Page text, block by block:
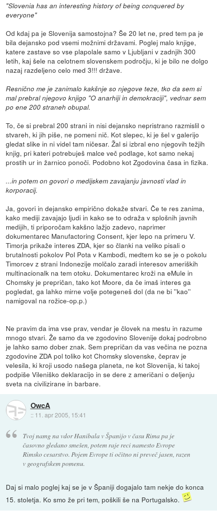
"Slovenia has an interesting history of being conquered by
everyone"
Od kdaj pa je Slovenija samostojna? Še 20 let ne, pred tem pa je
bila dejansko pod vsemi možnimi državami. Poglej malo knjige,
katere zastave so vse plapolale samo v Ljubljani v zadnjih 300
letih, kaj šele na celotnem slovenskem področju, ki je bilo ne dolgo
nazaj razdeljeno celo med 3!!! države.
Resnično me je zanimalo kakšnje so njegove teze, tko da sem si
mal prebral njegovo knjigo "O anarhiji in demokraciji", vednar sem
po ene 200 straneh obupal.
To, če si prebral 200 strani in nisi dejansko nepristrano razmislil o
stvareh, ki jih piše, ne pomeni nič. Kot slepec, ki je šel v galerijo
gledat slike in ni videl tam ničesar. Žal si izbral eno njegovih težjih
knjig, pri kateri potrebuješ malce več podlage, kot samo nekaj
prostih ur in žarnico ponoči. Podobno kot Zgodovina časa in fizika.
...in potem on govori o medijskem zavajanju javnosti vlad in
korporacij.
Ja, govori in dejansko empirično dokaže stvari. Če te res zanima,
kako mediji zavajajo ljudi in kako se to odraža v splošnih javnih
medijih, ti priporočam kakšno lažjo zadevo, naprimer
dokumentarec Manufactoring Consent, kjer lepo na primeru V.
Timorja prikaže interes ZDA, kjer so članki na veliko pisali o
brutalnosti pokolov Pol Pota v Kambođi, medtem ko se je o pokolu
Timorcev z strani Indonezije molčalo zaradi interesov ameriških
multinacionalk na tem otoku. Dokumentarec kroži na eMule in
Chomsky je prepričan, tako kot Moore, da če imaš interes ga
pogledat, ga lahko mirne volje potegeneš dol (da ne bi ''kao''
namigoval na rožice-op.p.)
Ne pravim da ima vse prav, vendar je človek na mestu in razume
mnogo stvari. Že samo da ve zgodovino Slovenije dokaj podrobno
je lahko samo dober znak. Sem prepričan da vas večina ne pozna
zgodovine ZDA pol toliko kot Chomsky slovenske, čeprav je
velesila, ki kroji usodo našega planeta, ne kot Slovenija, ki takoj
podpiše Vileniško deklaracijo in se dere z američani o deljenju
sveta na civilizirane in barbare.
OwcA
:: 11. apr 2005, 15:41
Tvoj namg na vdor Hanibala v Španijo v času Rima pa je
časovno gledano smešen, potem raje reci namesto Evrope
Rimsko cesarstvo. Pojem Evrope ti očitno ni preveč jasen, razen
v geografskem pomenu.
Daj si malo poglej kaj se je v Španiji dogajalo tam nekje do konca
15. stoletja. Ko smo že pri tem, poškili še na Portugalsko.